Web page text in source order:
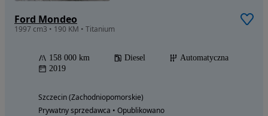
Ford Mondeo
1997 cm3 • 190 KM • Titanium
158 000 km Diesel
Automatyczna
2019
Szczecin (Zachodniopomorskie)
Prywatny sprzedawca • Opublikowano